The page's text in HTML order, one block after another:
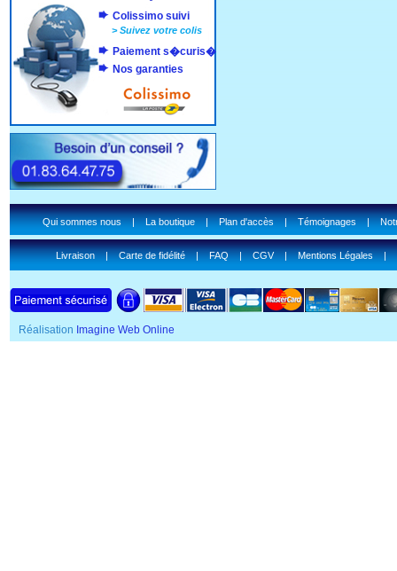
Colissimo suivi
>Suivez votre colis
Paiement s�curis�
Nos garanties
Qui sommes nous|La boutique|Plan d'accès|Témoignages|
Livraison|Carte de fidélité|FAQ|CGV|Mentions Légales|
Réalisation Imagine Web Online